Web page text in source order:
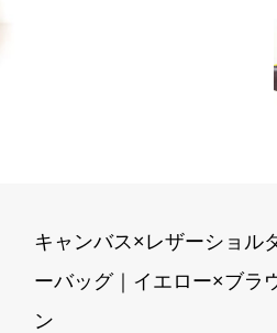
キャンバス×レザーショル
ーバッグ｜イエロー×ブラ
ン